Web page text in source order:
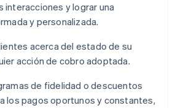
interacciones y lograr una
y personalizada.
acerca del estado de su
acción de cobro adoptada.
de fidelidad o descuentos
los pagos oportunos y constantes,